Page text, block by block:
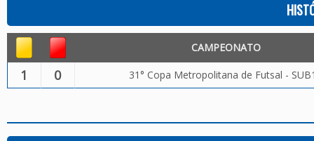
CAMPEONATO
1 0 31° Copa Metropolitana de Futsal -